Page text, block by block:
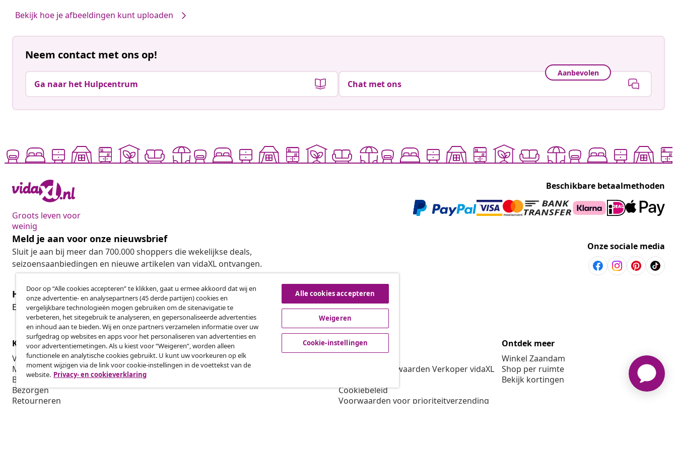
Bekijk hoe je afbeeldingen kunt uploaden
Neem contact met ons op!
Ga naar het Hulpcentrum
Aanbevolen
Chat met ons
Groots leven voor
weinig
Beschikbare betaalmethoden
Meld je aan voor onze nieuwsbrief
Sluit je aan bij meer dan 700.000 shoppers die wekelijkse deals,
seizoensaanbiedingen en nieuwe artikelen van vidaXL ontvangen.
Onze sociale media
Herroeping van de overeenkomst
Een annulering voor je bestelling indienen
Herroeping van de overeenkomst
Klantenservice
Volg je bestelling
Mijn account
Betalen
Bezorgen
Retourneren
Zakelijk
Affiliateprogramma
Produceren voor vidaXL
vidaXL
Algemene voorwaarden Verkoper vidaXL
Cookiebeleid
Voorwaarden voor prioriteitverzending
Ontdek meer
Winkel Zaandam
Shop per ruimte
Bekijk kortingen
Door op “Alle cookies accepteren” te klikken, gaat u ermee akkoord dat wij en
onze advertentie- en analysepartners (45 derde partijen) cookies en
vergelijkbare technologieën mogen gebruiken om de sitenavigatie te
verbeteren, het sitegebruik te analyseren, en gepersonaliseerde advertenties
en inhoud aan te bieden. Wij en onze partners verzamelen informatie over uw
surfgedrag op websites en apps voor het personaliseren van advertenties en
voor advertentiemetingen. Als u kiest voor “Weigeren”, worden alleen
functionele en analytische cookies gebruikt. U kunt uw voorkeuren op elk
moment wijzigen via de link voor cookie-instellingen in de voettekst van de
website. Privacy- en cookieverklaring
Alle cookies accepteren
Weigeren
Cookie-instellingen